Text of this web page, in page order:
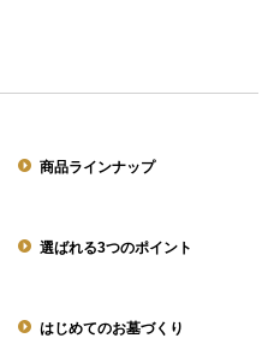
商品ラインナップ
選ばれる3つのポイント
はじめてのお墓づくり